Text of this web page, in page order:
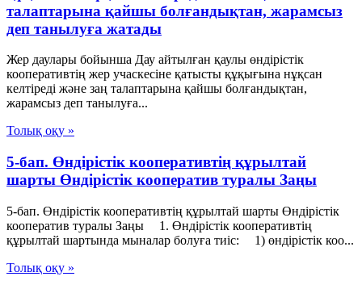
талаптарына қайшы болғандықтан, жарамсыз
деп танылуға жатады
Жер даулары бойынша Дау айтылған қаулы өндірістік
кооперативтің жер учаскесіне қатысты құқығына нұқсан
келтіреді және заң талаптарына қайшы болғандықтан,
жарамсыз деп танылуға...
Толық оқу »
5-бап. Өндiрiстiк кооперативтiң құрылтай
шарты Өндiрiстiк кооператив туралы Заңы
5-бап. Өндiрiстiк кооперативтiң құрылтай шарты Өндiрiстiк
кооператив туралы Заңы 1. Өндiрiстiк кооперативтiң
құрылтай шартында мыналар болуға тиіс: 1) өндiрiстiк коо...
Толық оқу »